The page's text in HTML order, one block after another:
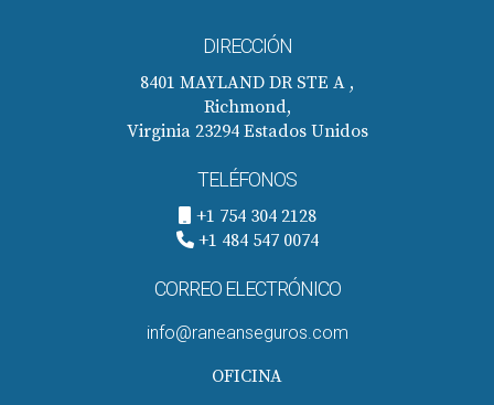
DIRECCIÓN
8401 MAYLAND DR STE A ,
Richmond,
Virginia 23294 Estados Unidos
TELÉFONOS
+1 754 304 2128
+1 484 547 0074
CORREO ELECTRÓNICO
info@raneanseguros.com
OFICINA